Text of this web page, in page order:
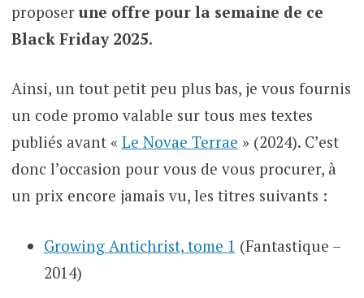
proposer une offre pour la semaine de ce
Black Friday 2025.
Ainsi, un tout petit peu plus bas, je vous fournis
un code promo valable sur tous mes textes
publiés avant « Le Novae Terrae » (2024). C’est
donc l’occasion pour vous de vous procurer, à
un prix encore jamais vu, les titres suivants :
Growing Antichrist, tome 1 (Fantastique –
2014)